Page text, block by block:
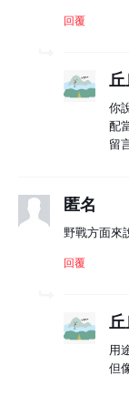
回覆
你
配
留
匿名
野戰方面來
回覆
用
但